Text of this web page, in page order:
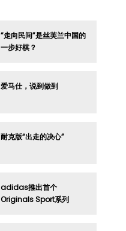
“走向民间”是丝芙兰中国的
一步好棋？
爱马仕，说到做到
耐克版“出走的决心”
adidas推出首个
Originals Sport系列